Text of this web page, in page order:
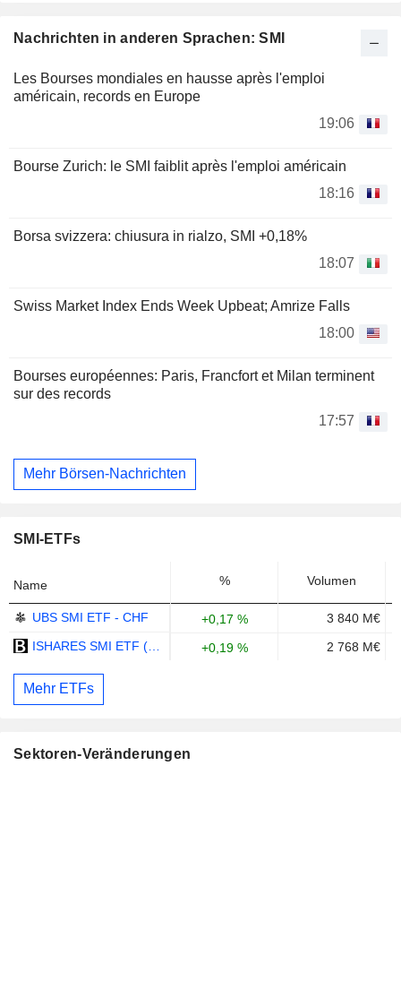
Nachrichten in anderen Sprachen: SMI
Les Bourses mondiales en hausse après l'emploi
américain, records en Europe
19:06
Bourse Zurich: le SMI faiblit après l'emploi américain
18:16
Borsa svizzera: chiusura in rialzo, SMI +0,18%
18:07
Swiss Market Index Ends Week Upbeat; Amrize Falls
18:00
Bourses européennes: Paris, Francfort et Milan terminent
sur des records
17:57
Mehr Börsen-Nachrichten
SMI-ETFs
Name % Volumen
UBS SMI ETF - CHF +0,17 %
3 840 M€
+0,19 % 2 768 M€
Mehr ETFs
Sektoren-Veränderungen